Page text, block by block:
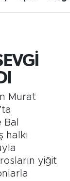
Murat
halkı
yiğit